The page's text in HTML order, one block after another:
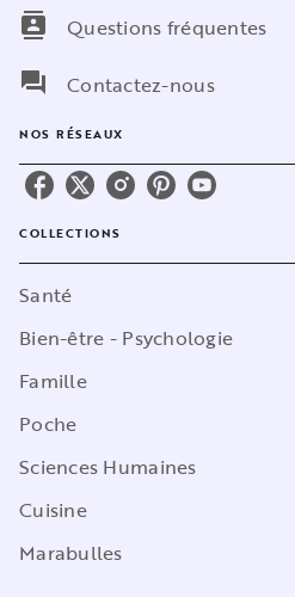
contacts
Questions fréquentes
question_answer
Contactez-nous
NOS RÉSEAUX
COLLECTIONS
Santé
Bien-être - Psychologie
Famille
Poche
Sciences Humaines
Cuisine
Marabulles